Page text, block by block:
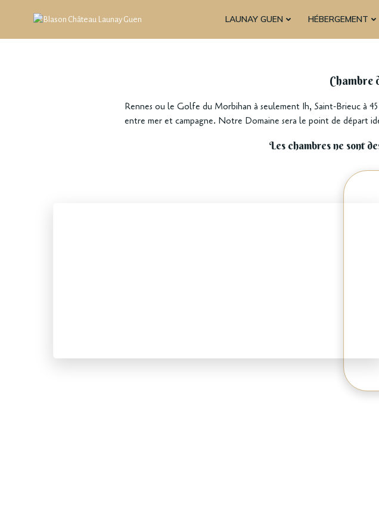
LAUNAY GUEN HÉBERGEMENT
Chambre
Rennes ou le Golfe du Morbihan à seulement 1h, Saint-Brieuc à
entre mer et campagne. Notre Domaine sera le point de départ
Les chambres ne sont